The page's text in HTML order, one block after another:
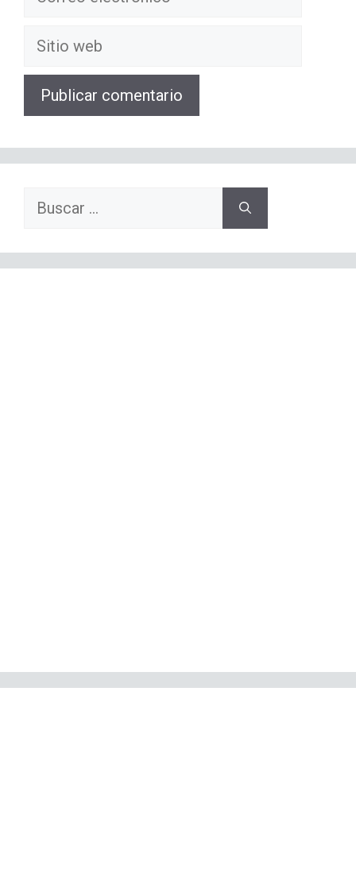
Sitio
Buscar: